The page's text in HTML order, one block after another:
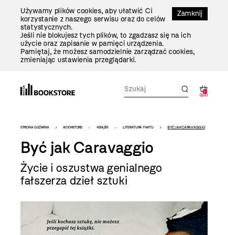
Zamknij
Używamy plików cookies, aby ułatwić Ci
korzystanie z naszego serwisu oraz do celów
statystycznych.
Jeśli nie blokujesz tych plików, to zgadzasz się na ich
użycie oraz zapisanie w pamięci urządzenia.
Pamiętaj, że możesz samodzielnie zarządzać cookies,
zmieniając ustawienia przeglądarki.
0
0,00
Bookstore
-
szablon
szczegóły
STRONA GŁÓWNA BOOKSTORE KSIĄŻKI LITERATURA FAKTU BYĆ JAK CARAVAGGIO
Być jak Caravaggio
Życie i oszustwa genialnego
fałszerza dzieł sztuki